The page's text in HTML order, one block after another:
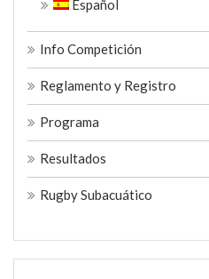
Español
Info Competición
Reglamento y Registro
Programa
Resultados
Rugby Subacuático